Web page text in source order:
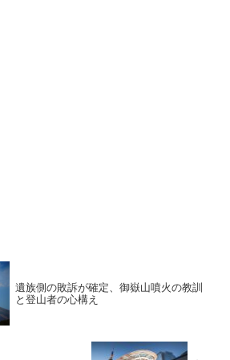
遺族側の敗訴が確定、御嶽山噴火の教訓
と登山者の心構え